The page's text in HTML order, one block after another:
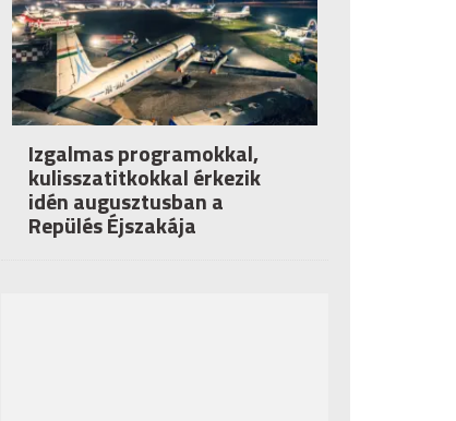
Izgalmas programokkal,
kulisszatitkokkal érkezik
idén augusztusban a
Repülés Éjszakája